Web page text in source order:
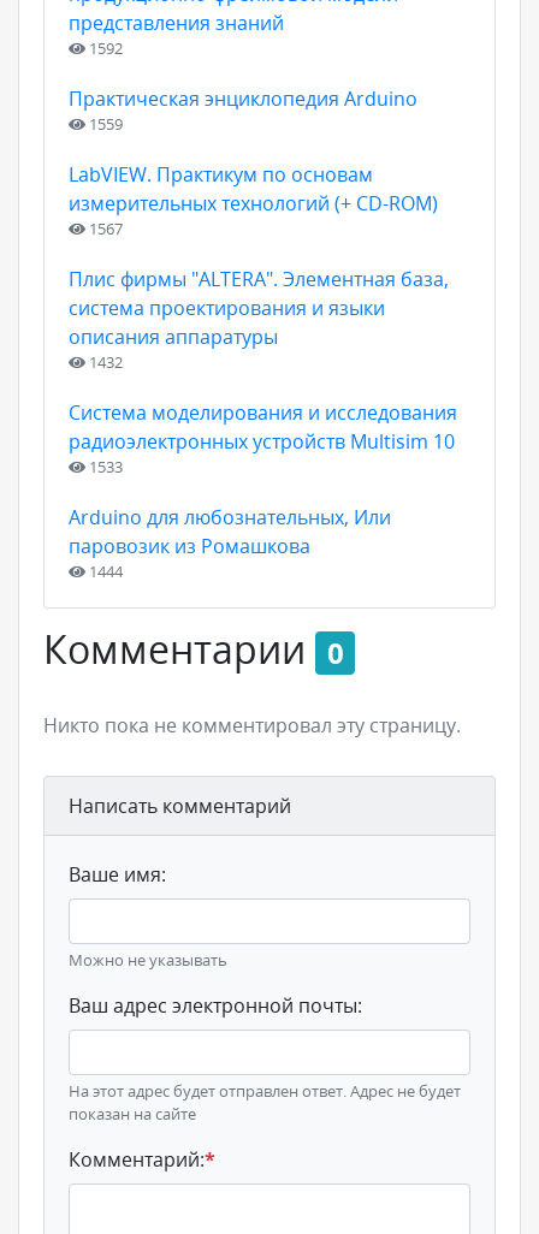
представления знаний
1592
Практическая энциклопедия Arduino
1559
LabVIEW. Практикум по основам
измерительных технологий (+ CD-ROM)
1567
Плис фирмы "ALTERA". Элементная база,
система проектирования и языки
описания аппаратуры
1432
Система моделирования и исследования
радиоэлектронных устройств Multisim 10
1533
Arduino для любознательных, Или
паровозик из Ромашкова
1444
Комментарии 0
Никто пока не комментировал эту страницу.
Написать комментарий
Ваше имя:
Можно не указывать
Ваш адрес электронной почты:
На этот адрес будет отправлен ответ. Адрес не будет
показан на сайте
Комментарий:*